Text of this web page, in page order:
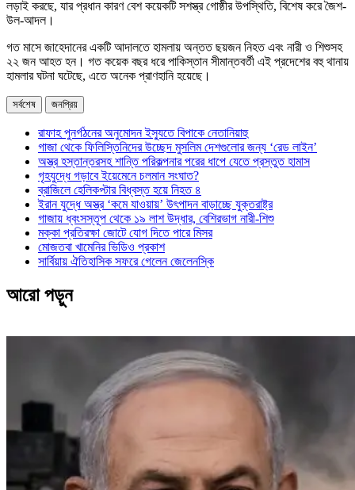
লড়াই করছে, যার প্রধান কারণ বেশ কয়েকটি সশস্ত্র গোষ্ঠীর উপস্থিতি, বিশেষ করে জৈশ-
উল-আদল।
গত মাসে জাহেদানের একটি আদালতে হামলায় অন্তত ছয়জন নিহত এবং নারী ও শিশুসহ
২২ জন আহত হন। গত কয়েক বছর ধরে পাকিস্তান সীমান্তবর্তী এই প্রদেশের বহু থানায়
হামলার ঘটনা ঘটেছে, এতে অনেক প্রাণহানি হয়েছে।
সর্বশেষ জনপ্রিয়
রাফাহ পুনর্গঠনের অনুমোদন ইস্যুতে বিপাকে নেতানিয়াহু
গাজা থেকে ফিলিস্তিনিদের উচ্ছেদ মুসলিম দেশগুলোর জন্য ‘রেড লাইন’
অস্ত্র হস্তান্তরসহ শান্তি পরিকল্পনার পরের ধাপে যেতে প্রস্তুত হামাস
গৃহযুদ্ধে গড়াবে ইয়েমেনে চলমান সংঘাত?
ব্রাজিলে হেলিকপ্টার বিধ্বস্ত হয়ে নিহত ৪
ইরান যুদ্ধে অস্ত্র ‘কমে যাওয়ায়’ উৎপাদন বাড়াচ্ছে যুক্তরাষ্ট্র
গাজায় ধ্বংসস্তূপ থেকে ১৯ লাশ উদ্ধার, বেশিরভাগ নারী-শিশু
মক্কা প্রতিরক্ষা জোটে যোগ দিতে পারে মিসর
মোজতবা খামেনির ভিডিও প্রকাশ
সার্বিয়ায় ঐতিহাসিক সফরে গেলেন জেলেনস্কি
আরো পড়ুন